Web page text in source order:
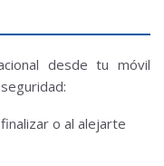
desde tu móvil
o al alejarte